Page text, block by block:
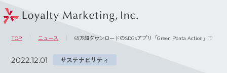
TOP ニュース 65万超ダウンロードのSDGsアプリ「Green Ponta Action」で「
2022.12.01 サステナビリティ